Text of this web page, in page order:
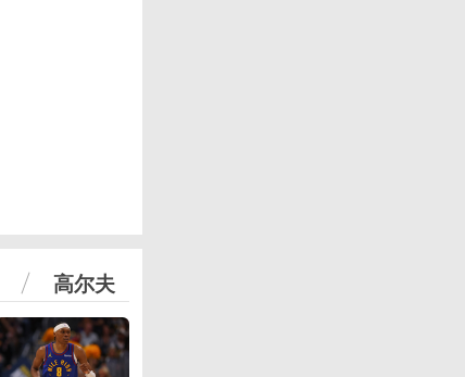
高尔夫